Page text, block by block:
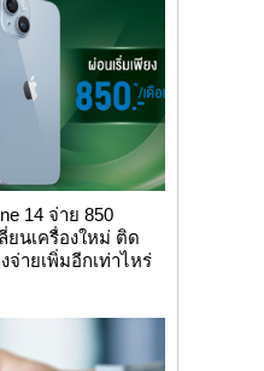
14 จ่าย 850
ยนเครื่องใหม่ ติด
จ่ายเพิ่มอีกเท่าไหร่